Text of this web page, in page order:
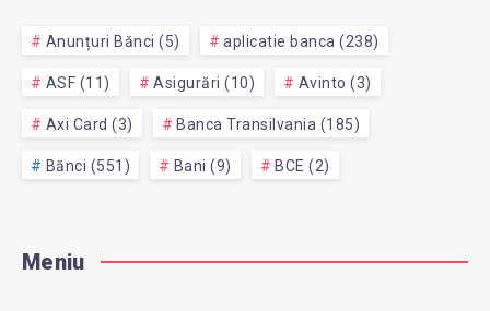
Anunțuri Bănci (5) aplicatie banca (238)
ASF (11) Asigurări (10) Avinto (3)
Axi Card (3) Banca Transilvania (185)
Bănci (551) Bani (9) BCE (2)
Meniu